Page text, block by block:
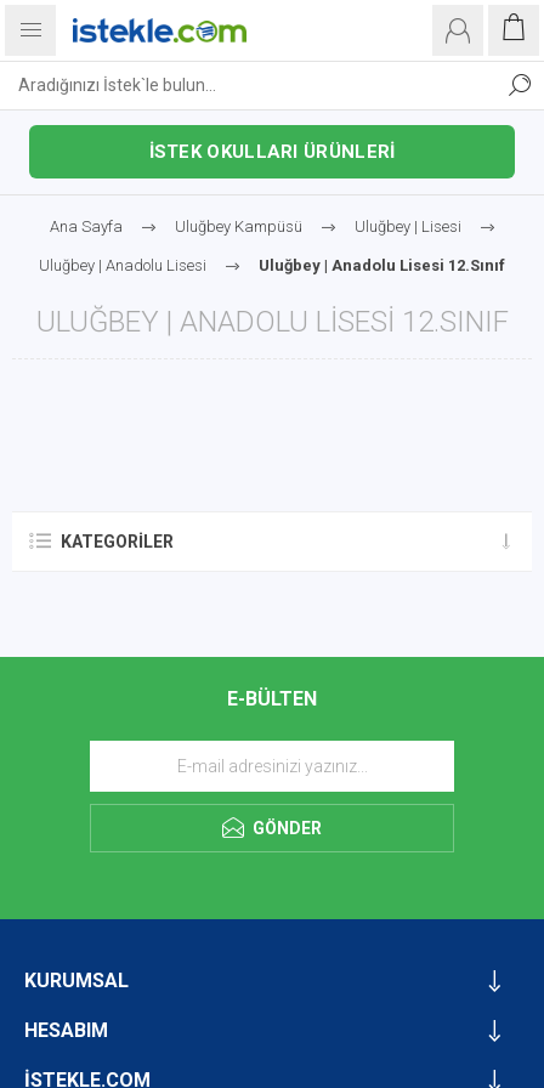
İSTEK OKULLARI ÜRÜNLERİ
Ana Sayfa Uluğbey Kampüsü Uluğbey | Lisesi
Uluğbey | Anadolu Lisesi Uluğbey | Anadolu Lisesi 12.Sınıf
ULUĞBEY | ANADOLU LISESI 12.SINIF
KATEGORILER
E-BÜLTEN
GÖNDER
KURUMSAL
HESABIM
İSTEKLE.COM